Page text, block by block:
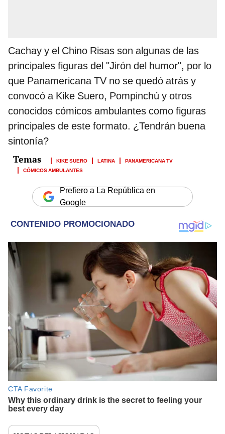
Cachay y el Chino Risas son algunas de las
principales figuras del "Jirón del humor", por lo
que Panamericana TV no se quedó atrás y
convocó a Kike Suero, Pompinchú y otros
conocidos cómicos ambulantes como figuras
principales de este formato. ¿Tendrán buena
sintonía?
KIKE SUERO LATINA
PANAMERICANA TV
CÓMICOS AMBULANTES
Prefiero a La República en
Google